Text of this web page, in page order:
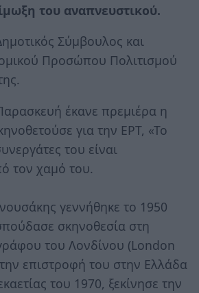
του αναπνευστικού.
Σύμβουλος και
Προσώπου Πολιτισμού
έκανε πρεμιέρα η
για την ΕΡΤ, «Το
του είναι
τον χαμό του.
γεννήθηκε το 1950
σκηνοθεσία στη
του Λονδίνου (London
επιστροφή του στην Ελλάδα
του 1970, ξεκίνησε την